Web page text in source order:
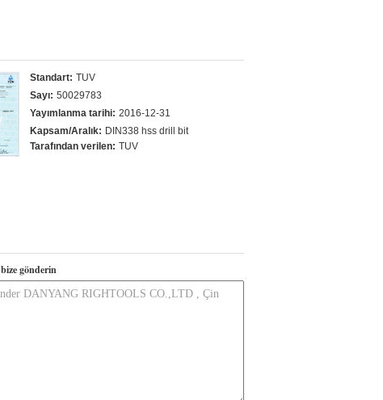
Standart: TUV
Sayı: 50029783
Yayımlanma tarihi: 2016-12-31
Kapsam/Aralık: DIN338 hss drill bit
Tarafından verilen: TUV
gönderin